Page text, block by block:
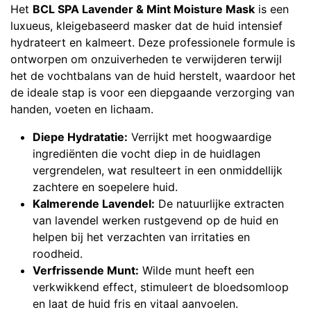
Het BCL SPA Lavender & Mint Moisture Mask is een
luxueus, kleigebaseerd masker dat de huid intensief
hydrateert en kalmeert. Deze professionele formule is
ontworpen om onzuiverheden te verwijderen terwijl
het de vochtbalans van de huid herstelt, waardoor het
de ideale stap is voor een diepgaande verzorging van
handen, voeten en lichaam.
Diepe Hydratatie: Verrijkt met hoogwaardige
ingrediënten die vocht diep in de huidlagen
vergrendelen, wat resulteert in een onmiddellijk
zachtere en soepelere huid.
Kalmerende Lavendel: De natuurlijke extracten
van lavendel werken rustgevend op de huid en
helpen bij het verzachten van irritaties en
roodheid.
Verfrissende Munt: Wilde munt heeft een
verkwikkend effect, stimuleert de bloedsomloop
en laat de huid fris en vitaal aanvoelen.